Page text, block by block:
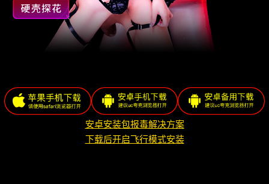
安卓安装包报毒解决方案
下载后开启飞行模式安装